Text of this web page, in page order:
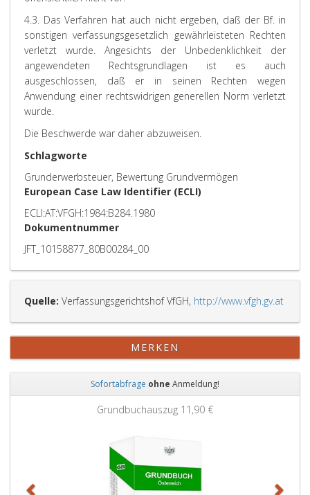
4.3. Das Verfahren hat auch nicht ergeben, daß der Bf. in
sonstigen verfassungsgesetzlich gewährleisteten Rechten
verletzt wurde. Angesichts der Unbedenklichkeit der
angewendeten Rechtsgrundlagen ist es auch
ausgeschlossen, daß er in seinen Rechten wegen
Anwendung einer rechtswidrigen generellen Norm verletzt
wurde.
Die Beschwerde war daher abzuweisen.
Schlagworte
Grunderwerbsteuer, Bewertung Grundvermögen
European Case Law Identifier (ECLI)
ECLI:AT:VFGH:1984:B284.1980
Dokumentnummer
JFT_10158877_80B00284_00
Quelle: Verfassungsgerichtshof VfGH, http://www.vfgh.gv.at
MERKEN
Sofortabfrage ohne Anmeldung!
Grundbuchauszug 11,90 €